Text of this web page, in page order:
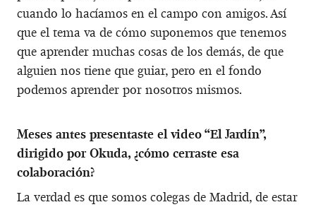
cuando lo hacíamos en el campo con amigos. Así
que el tema va de cómo suponemos que tenemos
que aprender muchas cosas de los demás, de que
alguien nos tiene que guiar, pero en el fondo
podemos aprender por nosotros mismos.
Meses antes presentaste el video “El Jardín”,
dirigido por Okuda, ¿cómo cerraste esa
colaboración?
La verdad es que somos colegas de Madrid, de estar